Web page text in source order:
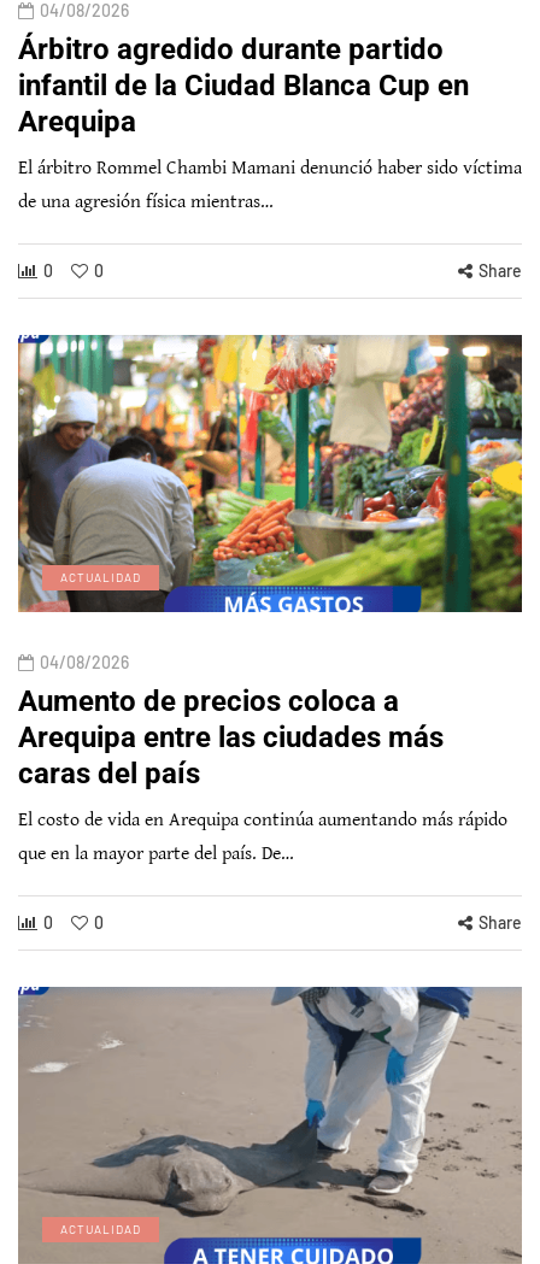
04/08/2026
Árbitro agredido durante partido
infantil de la Ciudad Blanca Cup en
Arequipa
El árbitro Rommel Chambi Mamani denunció haber sido víctima
de una agresión física mientras…
0 0 Share
ACTUALIDAD
04/08/2026
Aumento de precios coloca a
Arequipa entre las ciudades más
caras del país
El costo de vida en Arequipa continúa aumentando más rápido
que en la mayor parte del país. De…
0 0 Share
ACTUALIDAD